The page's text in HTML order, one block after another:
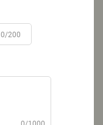
0/200